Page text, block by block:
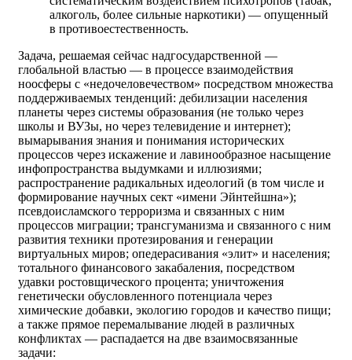
алкоголь, более сильные наркотики) — опущенный
в противоестественность.
Задача, решаемая сейчас надгосударственной —
глобальной властью — в процессе взаимодействия
ноосферы с «недочеловечеством» посредством множества
поддерживаемых тенденций: дебилизации населения
планеты через системы образования (не только через
школы и ВУЗы, но через телевидение и интернет);
вымарывания знания и понимания исторических
процессов через искажение и лавинообразное насыщение
инфопространства выдумками и иллюзиями;
распространение радикальных идеологий (в том числе и
формирование научных сект «имени Эйнтейшна»);
псевдоисламского терроризма и связанных с ним
процессов миграции; трансгуманизма и связанного с ним
развития техники протезирования и генерации
виртуальных миров; опедерасивания «элит» и населения;
тотального финансового закабаления, посредством
удавки ростовщического процента; уничтожения
генетически обусловленного потенциала через
химические добавки, экологию городов и качество пищи;
а также прямое перемалывание людей в различных
конфликтах — распадается на две взаимосвязанные
задачи: